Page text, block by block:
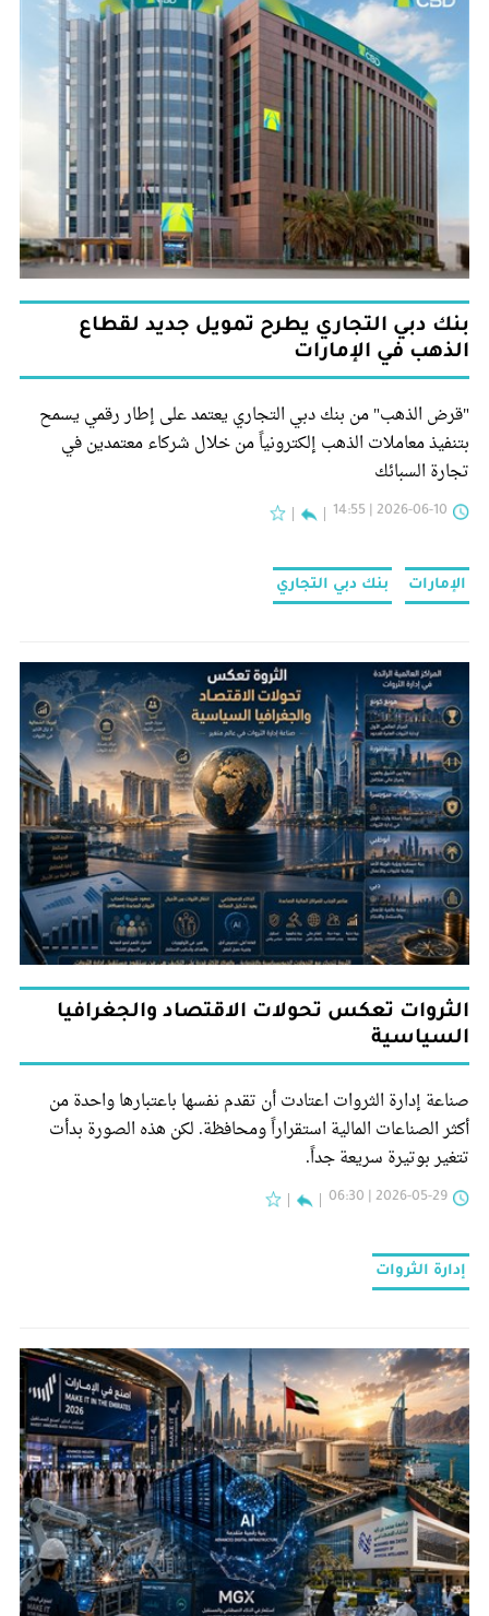
بنك دبي التجاري يطرح تمويل جديد لقطاع
الذهب في الإمارات
"قرض الذهب" من بنك دبي التجاري يعتمد على إطار رقمي يسمح
بتنفيذ معاملات الذهب إلكترونياً من خلال شركاء معتمدين في
تجارة السبائك
2026-06-10 | 14:55
الإمارات بنك دبي التجاري
الثروات تعكس تحولات الاقتصاد والجغرافيا
السياسية
صناعة إدارة الثروات اعتادت أن تقدم نفسها باعتبارها واحدة من
أكثر الصناعات المالية استقراراً ومحافظة. لكن هذه الصورة بدأت
تتغير بوتيرة سريعة جداً.
2026-05-29 | 06:30
إدارة الثروات